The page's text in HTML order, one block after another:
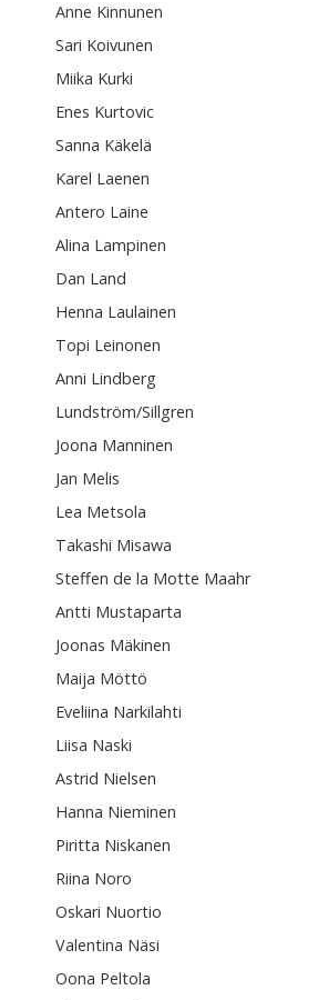
Anne Kinnunen
Sari Koivunen
Miika Kurki
Enes Kurtovic
Sanna Käkelä
Karel Laenen
Antero Laine
Alina Lampinen
Dan Land
Henna Laulainen
Topi Leinonen
Anni Lindberg
Lundström/Sillgren
Joona Manninen
Jan Melis
Lea Metsola
Takashi Misawa
Steffen de la Motte Maahr
Antti Mustaparta
Joonas Mäkinen
Maija Möttö
Eveliina Narkilahti
Liisa Naski
Astrid Nielsen
Hanna Nieminen
Piritta Niskanen
Riina Noro
Oskari Nuortio
Valentina Näsi
Oona Peltola